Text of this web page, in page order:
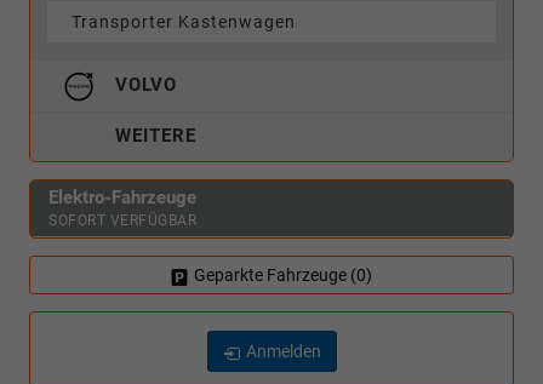
Transporter Kastenwagen
VOLVO
WEITERE
Elektro-Fahrzeuge
SOFORT VERFÜGBAR
Geparkte Fahrzeuge (0)
Anmelden